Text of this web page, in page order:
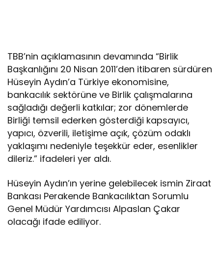
TBB’nin açıklamasının devamında “Birlik
Başkanlığını 20 Nisan 2011’den itibaren sürdüren
Hüseyin Aydın’a Türkiye ekonomisine,
bankacılık sektörüne ve Birlik çalışmalarına
sağladığı değerli katkılar; zor dönemlerde
Birliği temsil ederken gösterdiği kapsayıcı,
yapıcı, özverili, iletişime açık, çözüm odaklı
yaklaşımı nedeniyle teşekkür eder, esenlikler
dileriz.” ifadeleri yer aldı.
Hüseyin Aydın’ın yerine gelebilecek ismin Ziraat
Bankası Perakende Bankacılıktan Sorumlu
Genel Müdür Yardımcısı Alpaslan Çakar
olacağı ifade ediliyor.